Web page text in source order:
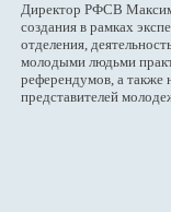
Директор РФСВ Максим
создания в рамках
отделения,
молодыми людьми
референдумов, а также
представителей